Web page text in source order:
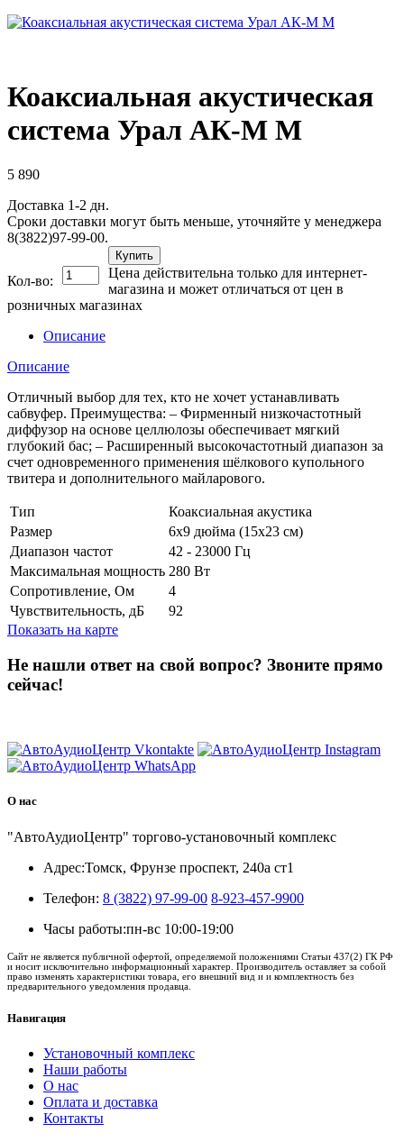
Коаксиальная акустическая
система Урал АК-M М
5 890
Доставка 1-2 дн.
Сроки доставки могут быть меньше, уточняйте у менеджера
8(3822)97-99-00.
Кол-во:
Купить
Цена действительна только для интернет-
магазина и может отличаться от цен в
розничных магазинах
Описание
Описание
Отличный выбор для тех, кто не хочет устанавливать
сабвуфер. Преимущества: – Фирменный низкочастотный
диффузор на основе целлюлозы обеспечивает мягкий
глубокий бас; – Расширенный высокочастотный диапазон за
счет одновременного применения шёлкового купольного
твитера и дополнительного майларового.
Тип
Коаксиальная акустика
Размер
6х9 дюйма (15х23 см)
Диапазон частот
42 - 23000 Гц
Максимальная мощность 280 Вт
Сопротивление, Ом
4
Чувствительность, дБ
92
Показать на карте
Не нашли ответ на свой вопрос? Звоните прямо
сейчас!
О нас
"АвтоАудиоЦентр" торгово-установочный комплекс
Адрес:Томск, Фрунзе проспект, 240а ст1
Телефон: 8 (3822) 97-99-00 8-923-457-9900
Часы работы:пн-вс 10:00-19:00
Сайт не является публичной офертой, определяемой положениями Статьи 437(2) ГК РФ
и носит исключительно информационный характер. Производитель оставляет за собой
право изменять характеристики товара, его внешний вид и и комплектность без
предварительного уведомления продавца.
Навигация
Установочный комплекс
Наши работы
О нас
Оплата и доставка
Контакты